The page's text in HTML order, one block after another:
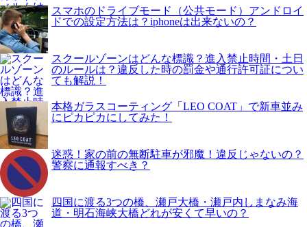
スマホのドライブモード（公共モード）アンドロイ
ドでの設定方法は？iphoneは出来ないの？
スクールゾーンはどんな標識？進入禁止時間・土日
のルールは？違反した時の罰金や通行許可証につい
ても解説！
本格ガラスコーティング「LEO COAT」で新車並み
にピカピカにしてみた！
迷惑！家の前の無断駐車が邪魔！違反じゃないの？
警察に通報すべき？
四国に渡る3つの橋、瀬戸大橋・瀬戸内しまなみ海
道・明石海峡大橋どれが安くて早いの？